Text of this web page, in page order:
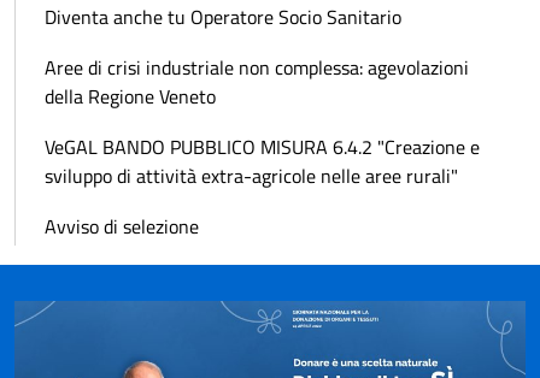
Diventa anche tu Operatore Socio Sanitario
Aree di crisi industriale non complessa: agevolazioni
della Regione Veneto
VeGAL BANDO PUBBLICO MISURA 6.4.2 "Creazione e
sviluppo di attività extra-agricole nelle aree rurali"
Avviso di selezione